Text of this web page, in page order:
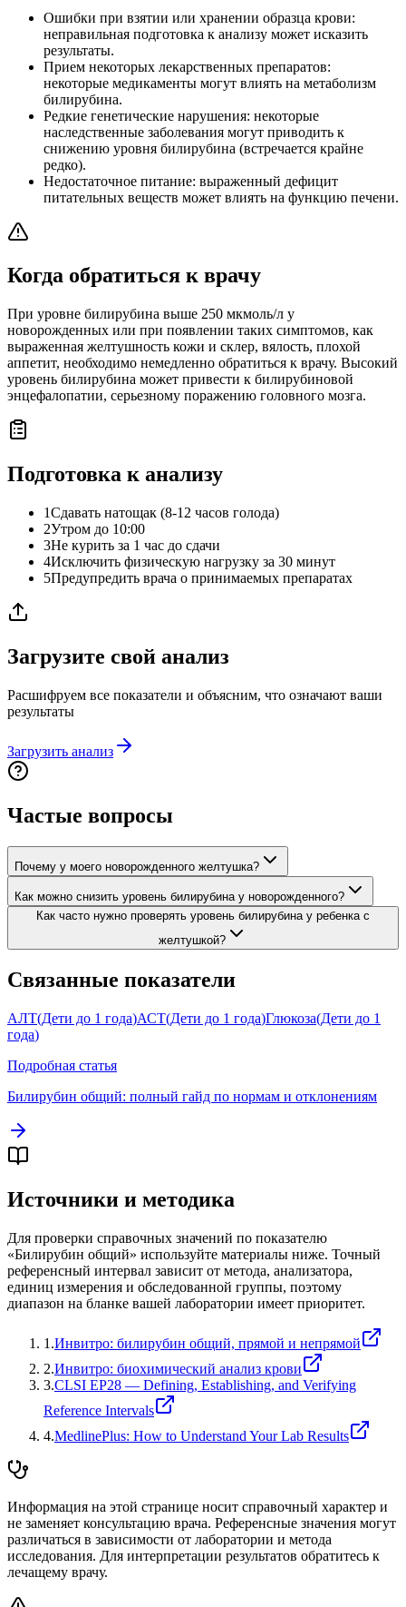
Ошибки при взятии или хранении образца крови:
неправильная подготовка к анализу может исказить
результаты.
Прием некоторых лекарственных препаратов:
некоторые медикаменты могут влиять на метаболизм
билирубина.
Редкие генетические нарушения: некоторые
наследственные заболевания могут приводить к
снижению уровня билирубина (встречается крайне
редко).
Недостаточное питание: выраженный дефицит
питательных веществ может влиять на функцию печени.
Когда обратиться к врачу
При уровне билирубина выше 250 мкмоль/л у
новорожденных или при появлении таких симптомов, как
выраженная желтушность кожи и склер, вялость, плохой
аппетит, необходимо немедленно обратиться к врачу. Высокий
уровень билирубина может привести к билирубиновой
энцефалопатии, серьезному поражению головного мозга.
Подготовка к анализу
1Сдавать натощак (8-12 часов голода)
2Утром до 10:00
3Не курить за 1 час до сдачи
4Исключить физическую нагрузку за 30 минут
5Предупредить врача о принимаемых препаратах
Загрузите свой анализ
Расшифруем все показатели и объясним, что означают ваши
результаты
Загрузить анализ
Частые вопросы
Почему у моего новорожденного желтушка?
Как можно снизить уровень билирубина у новорожденного?
Как часто нужно проверять уровень билирубина у ребенка с
желтушкой?
Связанные показатели
АЛТ(Дети до 1 года)АСТ(Дети до 1 года)Глюкоза(Дети до 1
года)
Подробная статья
Билирубин общий: полный гайд по нормам и отклонениям
Источники и методика
Для проверки справочных значений по показателю
«Билирубин общий» используйте материалы ниже. Точный
референсный интервал зависит от метода, анализатора,
единиц измерения и обследованной группы, поэтому
диапазон на бланке вашей лаборатории имеет приоритет.
1 .Инвитро: билирубин общий, прямой и непрямой
2.Инвитро: биохимический анализ крови
3.CLSI EP28 — Defining, Establishing, and Verifying
Reference Intervals
4.MedlinePlus: How to Understand Your Lab Results
Информация на этой странице носит справочный характер и
не заменяет консультацию врача. Референсные значения могут
различаться в зависимости от лаборатории и метода
исследования. Для интерпретации результатов обратитесь к
лечащему врачу.